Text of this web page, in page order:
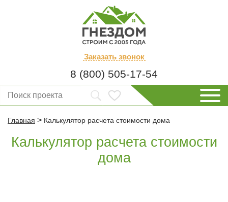
Заказать звонок
8 (800) 505-17-54
Главная > Калькулятор расчета стоимости дома
Калькулятор расчета стоимости
дома